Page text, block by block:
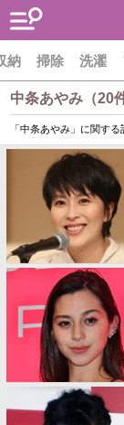
納 掃除 洗濯
中条あやみ（20
「中条あやみ」に関する